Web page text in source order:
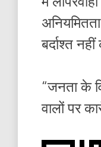
बर्दाश्त
“जनता के
वालों पर